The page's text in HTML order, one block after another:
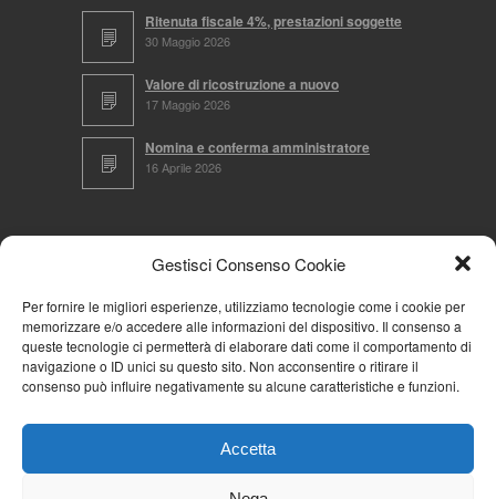
Gestisci Consenso Cookie
Per fornire le migliori esperienze, utilizziamo tecnologie come i cookie per
memorizzare e/o accedere alle informazioni del dispositivo. Il consenso a
queste tecnologie ci permetterà di elaborare dati come il comportamento di
navigazione o ID unici su questo sito. Non acconsentire o ritirare il
consenso può influire negativamente su alcune caratteristiche e funzioni.
Accetta
Ritenuta fiscale 4%, prestazioni soggette
30 Maggio 2026
Valore di ricostruzione a nuovo
17 Maggio 2026
Nomina e conferma amministratore
16 Aprile 2026
CERCA NEL SITO
NAVIGA PER
Mappa completa
Cookie Policy (UE)